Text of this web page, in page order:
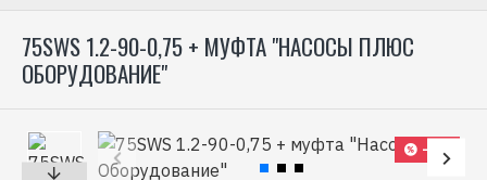
75SWS 1.2-90-0,75 + МУФТА "НАСОСЫ ПЛЮС
ОБОРУДОВАНИЕ"
-7 %